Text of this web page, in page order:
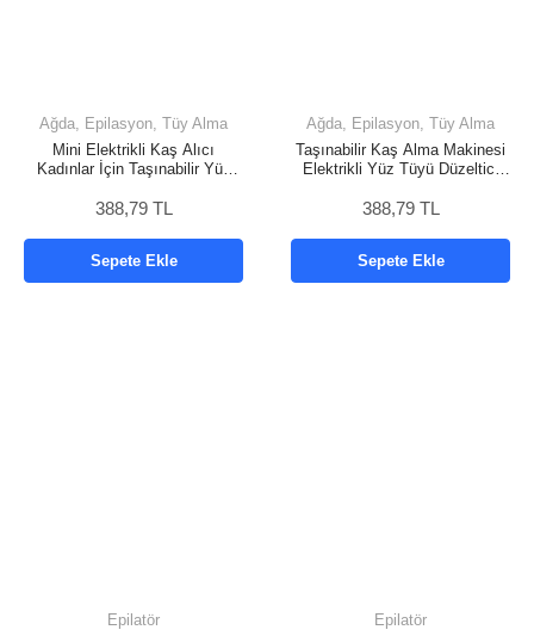
Ağda, Epilasyon, Tüy Alma
Mini Elektrikli Kaş Alıcı
Kadınlar İçin Taşınabilir Yüz
388,79 TL
Sepete Ekle
Ağda, Epilasyon, Tüy Alma
Taşınabilir Kaş Alma Makinesi
Elektrikli Yüz Tüyü Düzeltici
388,79 TL
Sepete Ekle
Epilatör
Epilatör